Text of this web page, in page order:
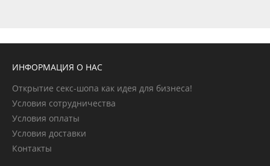
ИНФОРМАЦИЯ О НАС
Открытие секс-шопа как идея для бизнеса!
Условия сотрудничества
Условия оплаты
Условия доставки
Контакты